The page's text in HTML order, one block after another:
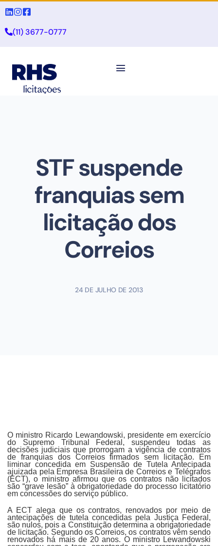
(11) 3677-0777
STF suspende
franquias sem
licitação dos
Correios
24 DE JULHO DE 2013
O ministro Ricardo Lewandowski, presidente em exercício
do Supremo Tribunal Federal, suspendeu todas as
decisões judiciais que prorrogam a vigência de contratos
de franquias dos Correios firmados sem licitação. Em
liminar concedida em Suspensão de Tutela Antecipada
ajuizada pela Empresa Brasileira de Correios e Telégrafos
(ECT), o ministro afirmou que os contratos não licitados
são “grave lesão” à obrigatoriedade do processo licitatório
em concessões do serviço público.
A ECT alega que os contratos, renovados por meio de
antecipações de tutela concedidas pela Justiça Federal,
são nulos, pois a Constituição determina a obrigatoriedade
de licitação. Segundo os Correios, os contratos vêm sendo
renovados há mais de 20 anos. O ministro Lewandowski